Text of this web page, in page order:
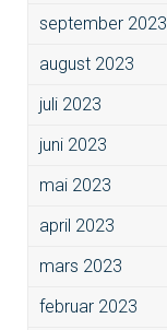
september 2023
august 2023
juli 2023
juni 2023
mai 2023
april 2023
mars 2023
februar 2023